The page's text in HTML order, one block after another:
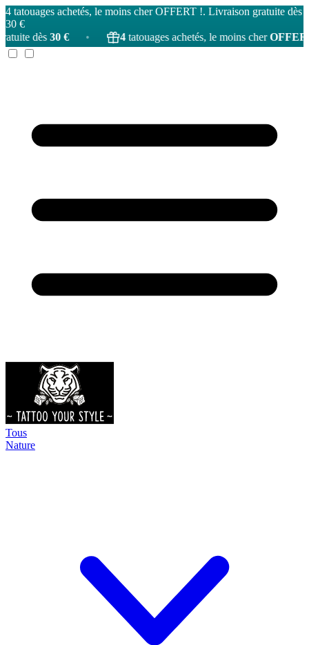
4 tatouages achetés, le moins cher OFFERT !. Livraison gratuite dès
30 €
• 4 tatouages achetés, le moins cherOFFERT! •
Tous
Nature